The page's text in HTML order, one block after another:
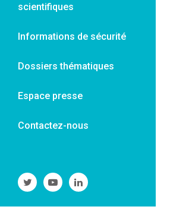
scientifiques
Informations de sécurité
Dossiers thématiques
Espace presse
Contactez-nous
Suivre
l'ANSM
Twitter
Suivre
l'ANSM
Youtube
Suivre
l'ANSM
Linkedin